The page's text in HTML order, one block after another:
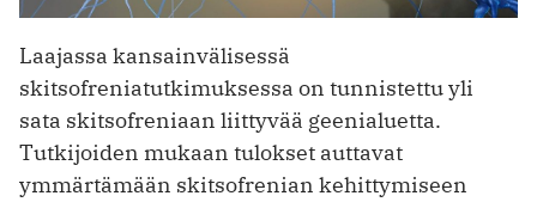
Laajassa kansainvälisessä
skitsofreniatutkimuksessa on tunnistettu yli
sata skitsofreniaan liittyvää geenialuetta.
Tutkijoiden mukaan tulokset auttavat
ymmärtämään skitsofrenian kehittymiseen